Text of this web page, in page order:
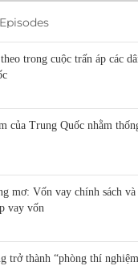
trong cuộc trấn áp các
của Trung Quốc nhằm
mơ: Vốn vay chính sách
vay vốn
trở thành “phòng thí